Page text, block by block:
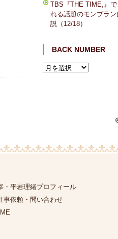
TBS『THE TIME,』で
れる話題のモンブラ
説（12/18）
BACK NUMBER
・平岩理緒プロフィール
事依頼・問い合わせ